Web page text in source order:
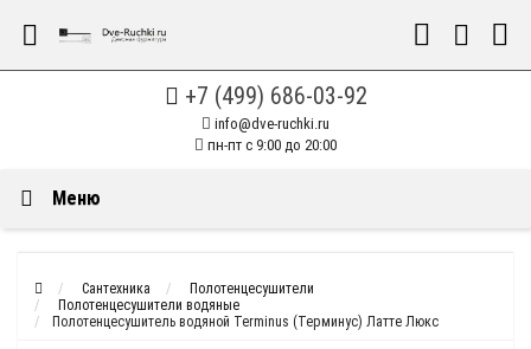
+7 (499) 686-03-92
info@dve-ruchki.ru
пн-пт с 9:00 до 20:00
Меню
Сантехника
Полотенцесушители
Полотенцесушители водяные
Полотенцесушитель водяной Terminus (Терминус) Латте Люкс